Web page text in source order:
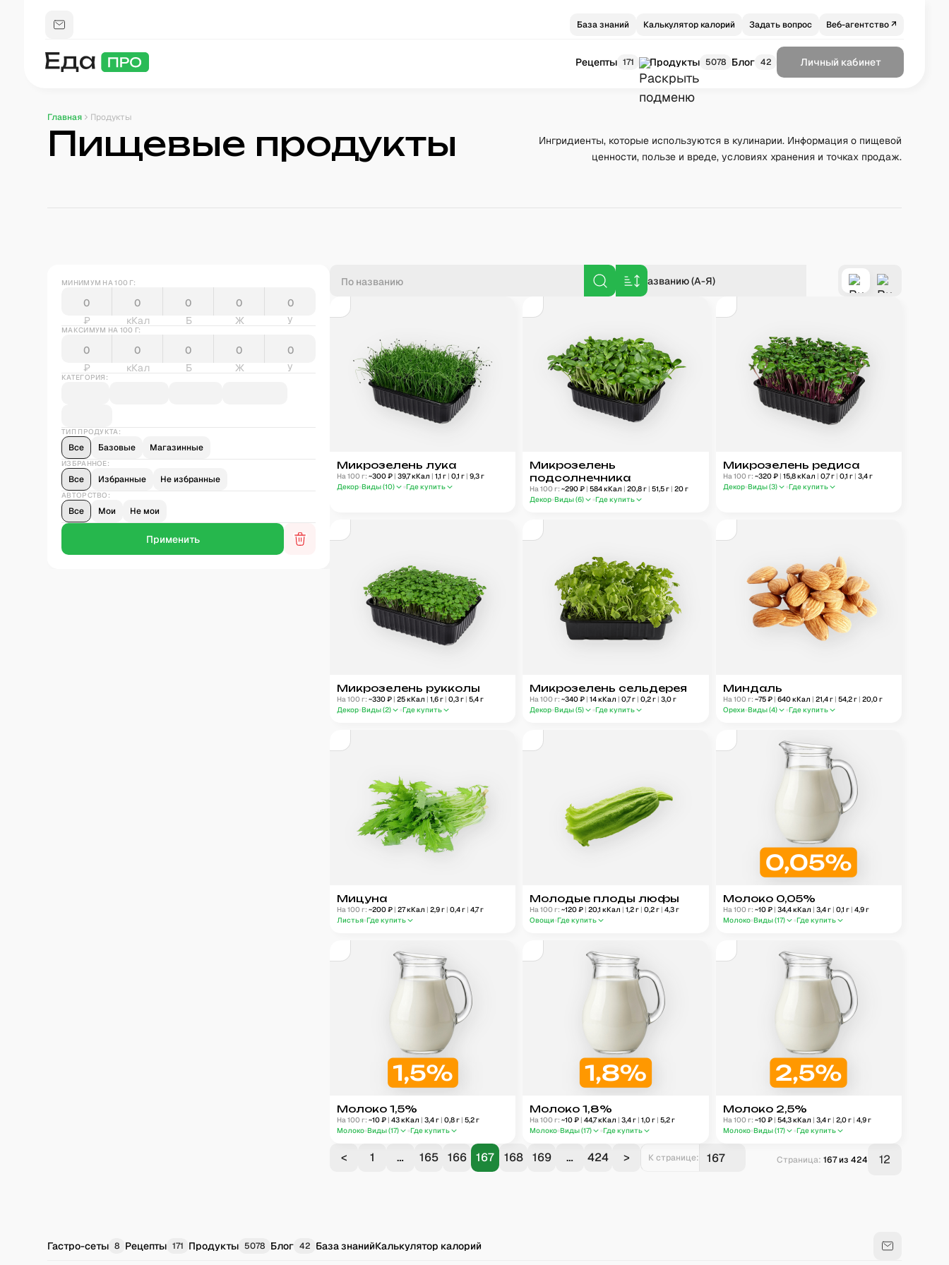
База знаний Калькулятор калорий Задать вопрос Веб-агентство ↗
Рецепты 171 Продукты 5078 Блог 42 Личный кабинет
Главная Продукты
Пищевые продукты
Ингридиенты, которые используются в кулинарии. Информация о пищевой
ценности, пользе и вреде, условиях хранения и точках продаж.
МИНИМУМ НА 100 Г:
₽ кКал Б Ж У
МАКСИМУМ НА 100 Г:
₽ кКал Б Ж У
КАТЕГОРИЯ:
ТИП ПРОДУКТА:
Все Базовые Магазинные
ИЗБРАННОЕ:
Все Избранные Не избранные
АВТОРСТВО:
Все Мои Не мои
По названию (А-Я)
Микрозелень лука
На 100 г: ~300₽ | 39,7кКал | 1,1 г | 0,1 г | 9,3г
Декор Виды (10) Где купить
Микрозелень
подсолнечника
На 100 г: ~290₽ | 584кКал | 20,8г | 51,5г | 20г
Декор Виды (6) Где купить
Микрозелень редиса
На 100 г: ~320₽ | 15,8кКал | 0,7г | 0,1 г | 3,4г
Декор Виды (3) Где купить
Микрозелень рукколы
На 100 г: ~330₽ | 25кКал | 1,6г | 0,3г | 5,4г
Декор Виды (2) Где купить
Микрозелень сельдерея
На 100 г: ~340₽ | 14кКал | 0,7г | 0,2г | 3,0г
Декор Виды (5) Где купить
Миндаль
На 100 г: ~75₽ | 640кКал | 21,4г | 54,2г | 20,0г
Орехи Виды (4) Где купить
Мицуна
На 100 г: ~200₽ | 27кКал | 2,9г | 0,4г | 4,7г
Листья Где купить
Молодые плоды люфы
На 100 г: ~120₽ | 20,1 кКал | 1,2г | 0,2г | 4,3г
Овощи Где купить
Молоко 0,05%
На 100 г: ~10₽ | 34,4кКал | 3,4г | 0,1 г | 4,9г
Молоко Виды (17) Где купить
Молоко 1,5%
На 100 г: ~10₽ | 43кКал | 3,4г | 0,8г | 5,2г
Молоко Виды (17) Где купить
Молоко 1,8%
На 100 г: ~10₽ | 44,7кКал | 3,4г | 1,0г | 5,2г
Молоко Виды (17) Где купить
Молоко 2,5%
На 100 г: ~10₽ | 54,3кКал | 3,4г | 2,0г | 4,9г
Молоко Виды (17) Где купить
< 1 … 165 166 167 168 169 … 424 > К странице: Страница: 167из 424 12
Гастро-сеты 8 Рецепты 171 Продукты 5078 Блог 42 База знанийКалькулятор калорий